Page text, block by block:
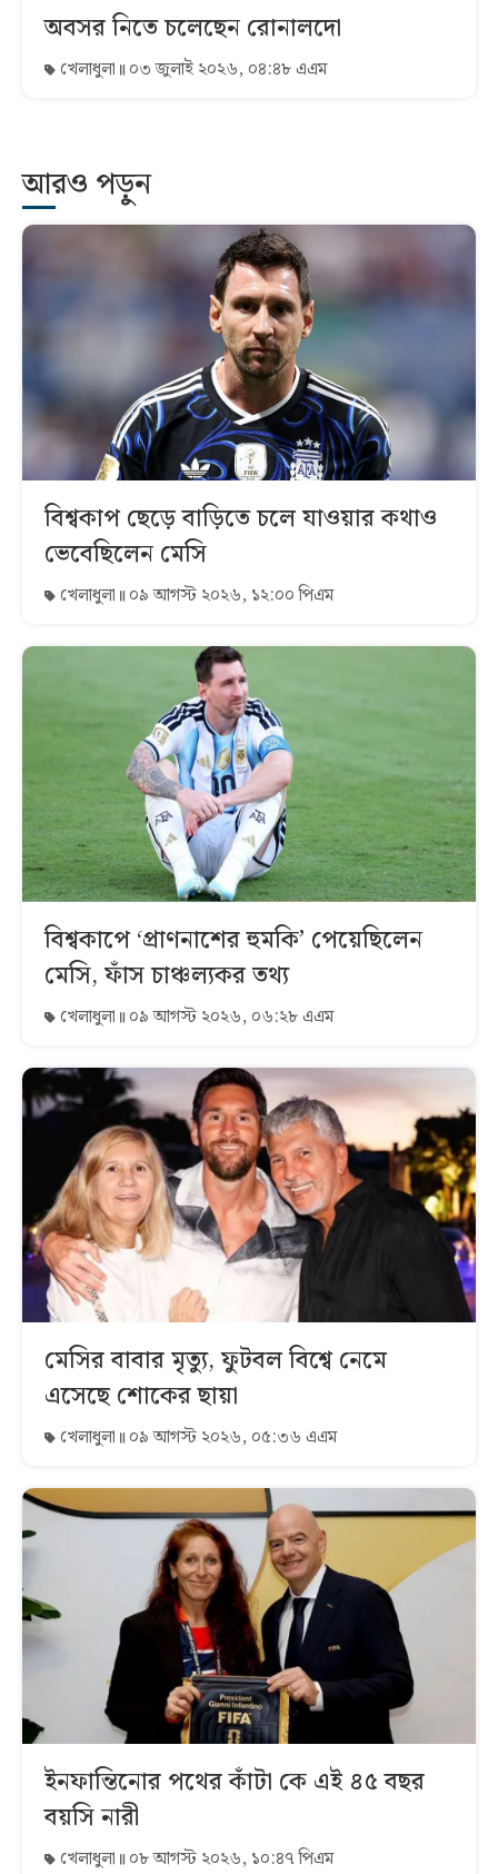
অবসর নিতে চলেছেন রোনালদো
খেলাধুলা ০৩ জুলাই ২০২৬, ০৪:৪৮ এএম
আরও পড়ুন
বিশ্বকাপ ছেড়ে বাড়িতে চলে যাওয়ার কথাও
ভেবেছিলেন মেসি
খেলাধুলা ০৯ আগস্ট ২০২৬, ১২:০০ পিএম
বিশ্বকাপে ‘প্রাণনাশের হুমকি’ পেয়েছিলেন
মেসি, ফাঁস চাঞ্চল্যকর তথ্য
খেলাধুলা ০৯ আগস্ট ২০২৬, ০৬:২৮ এএম
মেসির বাবার মৃত্যু, ফুটবল বিশ্বে নেমে
এসেছে শোকের ছায়া
খেলাধুলা ০৯ আগস্ট ২০২৬, ০৫:৩৬ এএম
ইনফান্তিনোর পথের কাঁটা কে এই ৪৫ বছর
বয়সি নারী
খেলাধুলা ০৮ আগস্ট ২০২৬, ১০:৪৭ পিএম